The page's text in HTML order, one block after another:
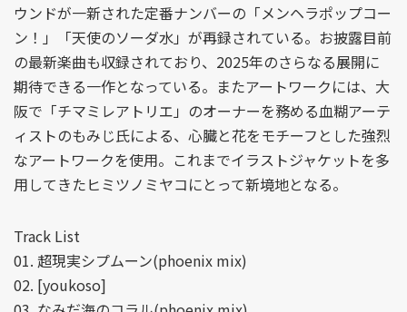
ウンドが一新された定番ナンバーの「メンヘラポップコー
ン！」「天使のソーダ水」が再録されている。お披露目前
の最新楽曲も収録されており、2025年のさらなる展開に
期待できる一作となっている。またアートワークには、大
阪で「チマミレアトリエ」のオーナーを務める血糊アーテ
ィストのもみじ氏による、心臓と花をモチーフとした強烈
なアートワークを使用。これまでイラストジャケットを多
用してきたヒミツノミヤコにとって新境地となる。
Track List
01. 超現実シプムーン(phoenix mix)
02. [youkoso]